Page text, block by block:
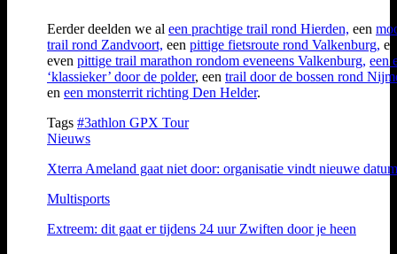
Eerder deelden we al een prachtige trail rond Hierden, een
trail rond Zandvoort, een pittige fietsroute rond Valkenburg,
even pittige trail marathon rondom eveneens Valkenburg, een
‘klassieker’ door de polder, een trail door de bossen rond
en een monsterrit richting Den Helder.
Tags #3athlon GPX Tour
Nieuws
Xterra Ameland gaat niet door: organisatie vindt nieuwe
Multisports
Extreem: dit gaat er tijdens 24 uur Zwiften door je heen